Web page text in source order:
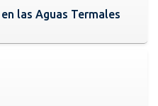
las Aguas Termales